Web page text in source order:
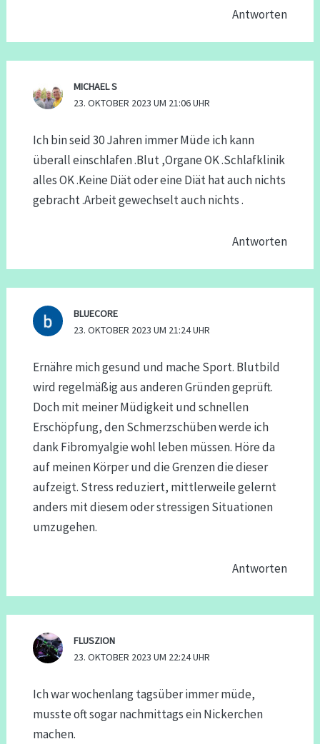
Antworten
MICHAEL S
23. OKTOBER 2023 UM 21:06 UHR
Ich bin seid 30 Jahren immer Müde ich kann
überall einschlafen .Blut ,Organe OK .Schlafklinik
alles OK .Keine Diät oder eine Diät hat auch nichts
gebracht .Arbeit gewechselt auch nichts .
Antworten
BLUECORE
23. OKTOBER 2023 UM 21:24 UHR
Ernähre mich gesund und mache Sport. Blutbild
wird regelmäßig aus anderen Gründen geprüft.
Doch mit meiner Müdigkeit und schnellen
Erschöpfung, den Schmerzschüben werde ich
dank Fibromyalgie wohl leben müssen. Höre da
auf meinen Körper und die Grenzen die dieser
aufzeigt. Stress reduziert, mittlerweile gelernt
anders mit diesem oder stressigen Situationen
umzugehen.
Antworten
FLUSZION
23. OKTOBER 2023 UM 22:24 UHR
Ich war wochenlang tagsüber immer müde,
musste oft sogar nachmittags ein Nickerchen
machen.